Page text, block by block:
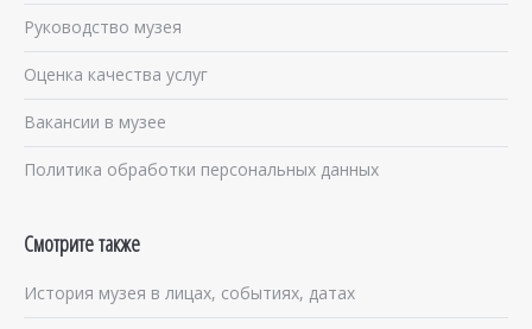
Руководство музея
Оценка качества услуг
Вакансии в музее
Политика обработки персональных данных
Смотрите также
История музея в лицах, событиях, датах